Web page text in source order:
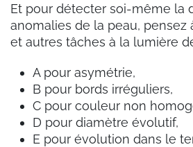
Et pour détecter soi-même la
anomalies de la peau, pensez
et autres tâches à la lumière
A pour asymétrie,
B pour bords irréguliers,
C pour couleur non
D pour diamètre évolutif,
E pour évolution dans le